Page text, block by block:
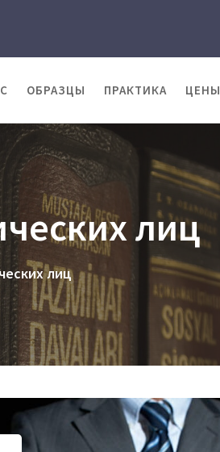
ОБРАЗЦЫ ПРАКТИКА ЦЕНЫ
лиц
лиц